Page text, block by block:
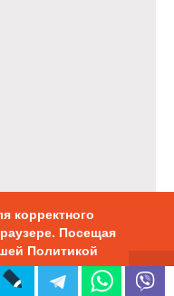
корректного
Посещая
Политикой
можете